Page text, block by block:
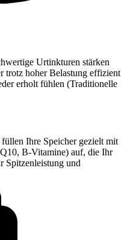
Urtinkturen stärken
trotz hoher Belastung effizient
erholt fühlen (Traditionelle
Ihre Speicher gezielt mit
B-Vitamine) auf, die Ihr
Spitzenleistung und